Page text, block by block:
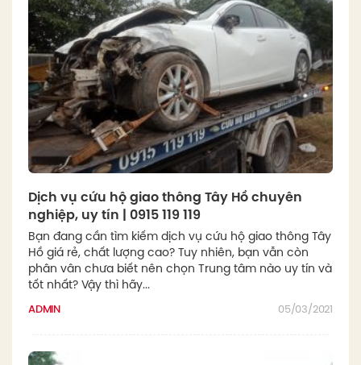
Dịch vụ cứu hộ giao thông Tây Hồ chuyên
nghiệp, uy tín | 0915 119 119
Bạn đang cần tìm kiếm dịch vụ cứu hộ giao thông Tây
Hồ giá rẻ, chất lượng cao? Tuy nhiên, bạn vẫn còn
phân vân chưa biết nên chọn Trung tâm nào uy tín và
tốt nhất? Vậy thì hãy...
ADMIN 05/03/2021